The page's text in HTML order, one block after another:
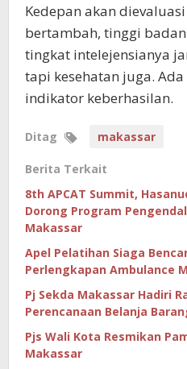
Kedepan akan
bertambah, tinggi
tingkat intelejensianya
tapi kesehatan juga.
indikator keberhasilan.
Ditag makassar
Berita Terkait
8th APCAT Summit,
Dorong Program
Makassar
Apel Pelatihan Siaga
Perlengkapan Ambulance
Pj Sekda Makassar Hadiri
Perencanaan Belanja
Pjs Wali Kota Resmikan
Makassar